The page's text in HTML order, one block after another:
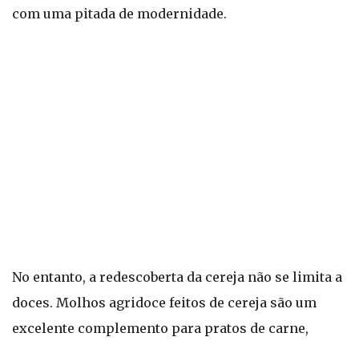
com uma pitada de modernidade.
No entanto, a redescoberta da cereja não se limita a
doces. Molhos agridoce feitos de cereja são um
excelente complemento para pratos de carne,